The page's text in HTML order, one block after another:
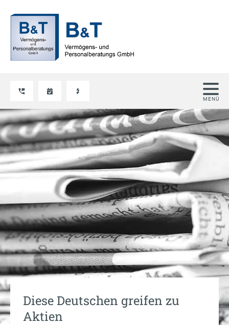
Diese Deutschen greifen zu
Aktien